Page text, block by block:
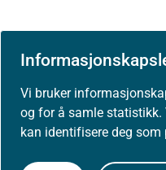
Vi bruker
og for å samle statistikk.
kan identifisere deg som